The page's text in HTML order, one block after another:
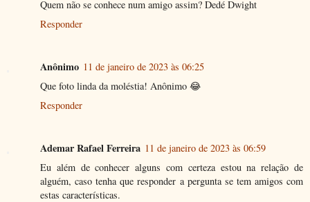
Quem não se conhece num amigo assim? Dedé Dwight
Responder
Anônimo 11 de janeiro de 2023 às 06:25
Que foto linda da moléstia! Anônimo 😂
Responder
Ademar Rafael Ferreira 11 de janeiro de 2023 às 06:59
Eu além de conhecer alguns com certeza estou na relação de
alguém, caso tenha que responder a pergunta se tem amigos com
estas características.